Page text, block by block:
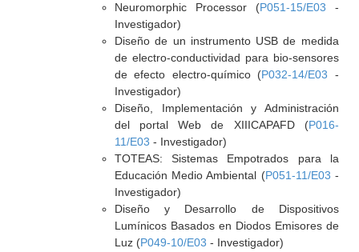
Neuromorphic Processor (P051-15/E03 -
Investigador)
Diseño de un instrumento USB de medida
de electro-conductividad para bio-sensores
de efecto electro-químico (P032-14/E03 -
Investigador)
Diseño, Implementación y Administración
del portal Web de XIIICAPAFD (P016-
11/E03 - Investigador)
TOTEAS: Sistemas Empotrados para la
Educación Medio Ambiental (P051-11/E03 -
Investigador)
Diseño y Desarrollo de Dispositivos
Lumínicos Basados en Diodos Emisores de
Luz (P049-10/E03 - Investigador)